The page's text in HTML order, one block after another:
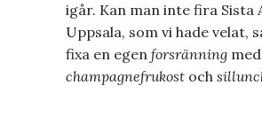
igår. Kan man inte fira Sista
Uppsala, som vi hade velat,
fixa en egen forsränning med
champagnefrukost och